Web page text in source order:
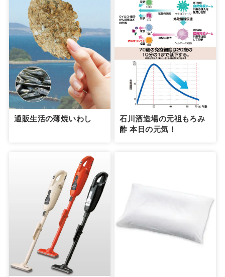
通販生活の薄焼いわし
石川酒造場の元祖もろみ
酢 本日の元気！